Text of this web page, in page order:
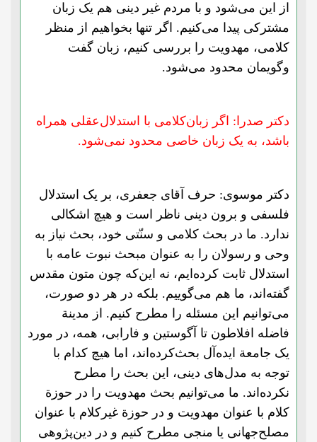
از این می‌شود و با مردم غیر دینی هم یک زبان
مشترکی پیدا می‌کنیم. اگر تنها بخواهیم از منظر
کلامی، مهدویت را بررسی کنیم، زبان گفت
وگویمان محدود می‌شود.
دکتر صدرا: اگر زبان‌کلامی با استدلال‌عقلی همراه
باشد، به یک زبان خاصی محدود نمی‌شود.
دکتر موسوی: حرف آقای جعفری، بر یک استدلال
فلسفی و برون دینی ناظر است و هیچ اشکالی
ندارد. ما در بحث کلامی و سنّتی خود، بحث نیاز به
وحی و رسولان را به عنوان مبحث نبوت عامه با
استدلال ثابت کرده‌ایم، نه این‌که چون متون مقدس
گفته‌اند، ما هم می‌گوییم. بلکه در هر دو صورت،
می‌توانیم این مسئله را مطرح کنیم. از مدینة
فاضله افلاطون تا آگوستین و فارابی، همه، در مورد
یک جامعة ایده‌آل بحث‌کرده‌اند، اما هیچ کدام با
توجه به مدل‌های دینی، این بحث را مطرح
نکرده‌اند. ما می‌توانیم بحث مهدویت را در حوزة
کلام با عنوان مهدویت و در حوزة غیرکلام با عنوان
مصلح‌جهانی یا منجی مطرح کنیم و در دین‌پژوهی